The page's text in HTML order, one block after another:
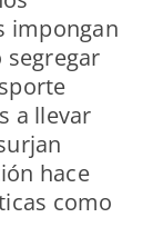
impongan
segregar
a llevar
hace
como